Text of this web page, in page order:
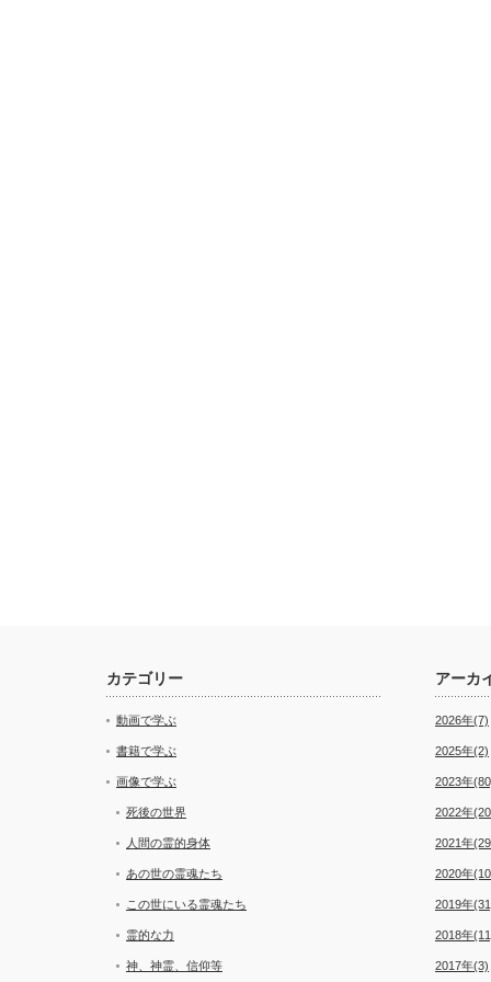
カテゴリー
動画で学ぶ
書籍で学ぶ
画像で学ぶ
死後の世界
人間の霊的身体
あの世の霊魂たち
この世にいる霊魂たち
霊的な力
神、神霊、信仰等
アーカ
2026年(7)
2025年(2)
2023年
2022年
2021年
2020年
2019年
2018年
2017年(3)